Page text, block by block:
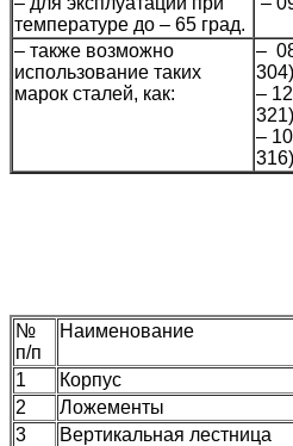
температуре до – 65 град.
– также возможно
использование таких
марок сталей, как:
–
–
–
316)
№
п/п
Наименование
1
Корпус
2
Ложементы
3
Вертикальная лестница